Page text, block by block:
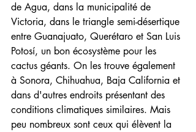
de Agua, dans la municipalité de
Victoria, dans le triangle semi-désertique
entre Guanajuato, Querétaro et San Luis
Potosí, un bon écosystème pour les
cactus géants. On les trouve également
à Sonora, Chihuahua, Baja California et
dans d'autres endroits présentant des
conditions climatiques similaires. Mais
peu nombreux sont ceux qui élèvent la